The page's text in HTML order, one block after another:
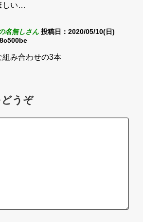
しい…
名無しさん 投稿日：2020/05/10(日)
み合わせの3本
うぞ